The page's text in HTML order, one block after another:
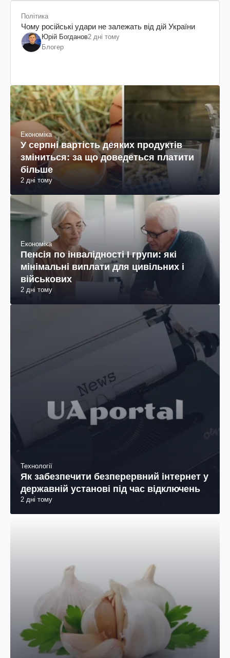
Політика
Чому російські удари не залежать від дій України
Юрій Богданов2 дні тому
Блогер
Економіка
У серпні вартість деяких продуктів
зміниться: за що доведеться платити
більше
2 дні тому
Економіка
Пенсія по інвалідності I групи: які
мінімальні виплати для цивільних і
військових
2 дні тому
Технології
Як забезпечити безперервний інтернет у
державній установі під час відключень
2 дні тому